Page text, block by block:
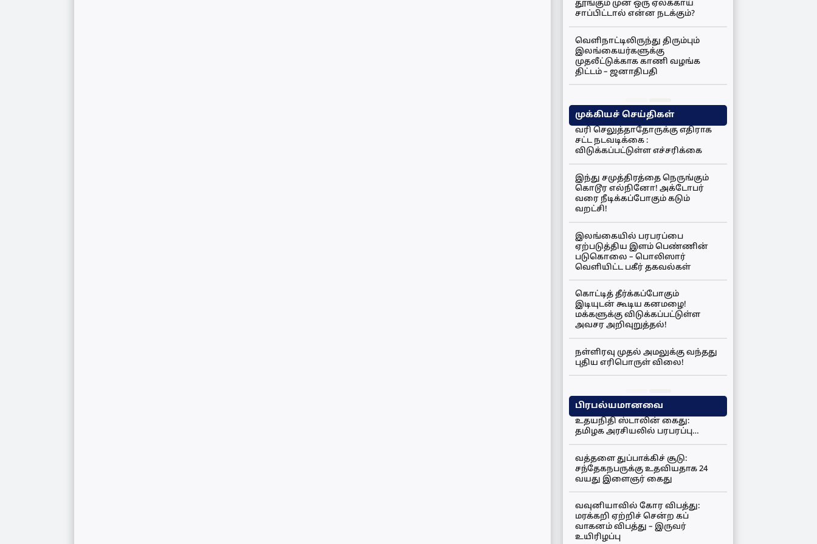
தூங்கும் முன் ஒரு ஏலக்காய்
சாப்பிட்டால் என்ன நடக்கும்?
வெளிநாட்டிலிருந்து திரும்பும்
இலங்கையர்களுக்கு
முதலீட்டுக்காக காணி வழங்க
திட்டம் – ஜனாதிபதி
முக்கியச் செய்திகள்
வரி செலுத்தாதோருக்கு எதிராக
சட்ட நடவடிக்கை :
விடுக்கப்பட்டுள்ள எச்சரிக்கை
இந்து சமுத்திரத்தை நெருங்கும்
கொடூர எல்நினோ! அக்டோபர்
வரை நீடிக்கப்போகும் கடும்
வறட்சி!
இலங்கையில் பரபரப்பை
ஏற்படுத்திய இளம் பெண்ணின்
படுகொலை – பொலிஸார்
வெளியிட்ட பகீர் தகவல்கள்
கொட்டித் தீர்க்கப்போகும்
இடியுடன் கூடிய கனமழை!
மக்களுக்கு விடுக்கப்பட்டுள்ள
அவசர அறிவுறுத்தல்!
நள்ளிரவு முதல் அமலுக்கு வந்தது
புதிய எரிபொருள் விலை!
பிரபல்யமானவை
உதயநிதி ஸ்டாலின் கைது:
தமிழக அரசியலில் பரபரப்பு…
வத்தளை துப்பாக்கிச் சூடு:
சந்தேகநபருக்கு உதவியதாக 24
வயது இளைஞர் கைது
வவுனியாவில் கோர விபத்து:
மரக்கறி ஏற்றிச் சென்ற கப்
வாகனம் விபத்து – இருவர்
உயிரிழப்பு